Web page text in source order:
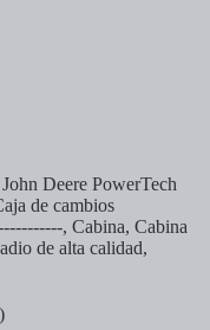
Deere PowerTech
de cambios
, Cabina, Cabina
de alta calidad,